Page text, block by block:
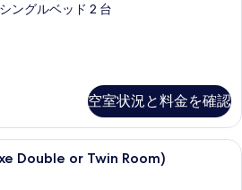
ングルベッド 2 台
空室状況と料金を確認
ミニバー、セーフティボックス (室
Double or Twin Room)